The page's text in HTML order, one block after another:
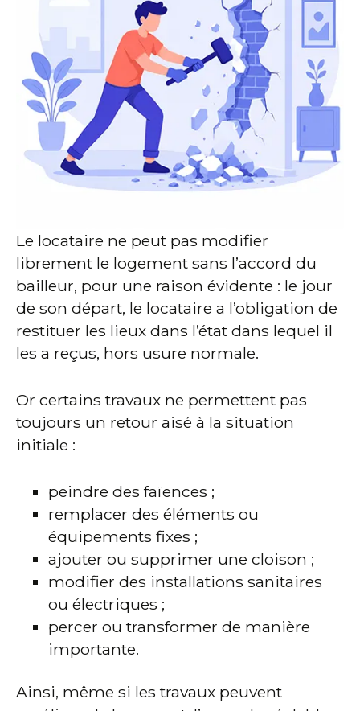
Le locataire ne peut pas modifier
librement le logement sans l’accord du
bailleur, pour une raison évidente : le jour
de son départ, le locataire a l’obligation de
restituer les lieux dans l’état dans lequel il
les a reçus, hors usure normale.
Or certains travaux ne permettent pas
toujours un retour aisé à la situation
initiale :
peindre des faïences ;
remplacer des éléments ou
équipements fixes ;
ajouter ou supprimer une cloison ;
modifier des installations sanitaires
ou électriques ;
percer ou transformer de manière
importante.
Ainsi, même si les travaux peuvent